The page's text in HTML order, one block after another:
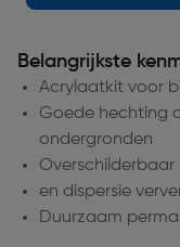
Belangrijkste
Acrylaatkit voor
Goede hechting
ondergronden
en dispersie
Duurzaam